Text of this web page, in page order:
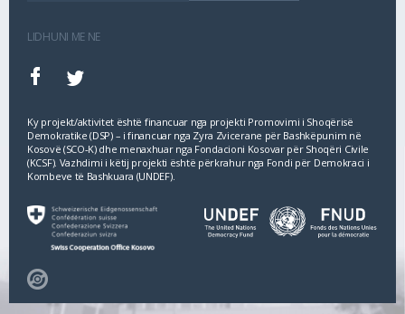
LIDHUNI ME NE
Ky projekt/aktivitet është financuar nga projekti Promovimi i Shoqërisë
Demokratike (DSP) – i financuar nga Zyra Zvicerane për Bashkëpunim në
Kosovë (SCO‐K) dhe menaxhuar nga Fondacioni Kosovar për Shoqëri Civile
(KCSF). Vazhdimi i këtij projekti është përkrahur nga Fondi për Demokraci i
Kombeve të Bashkuara (UNDEF).